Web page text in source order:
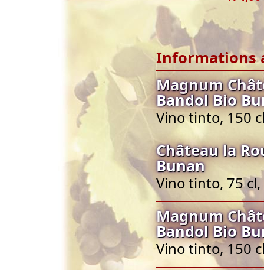
Informations
Magnum
Bandol Bio
Vino tinto, 150
Château la
Bunan
Vino tinto, 75
Magnum
Bandol Bio
Vino tinto, 150